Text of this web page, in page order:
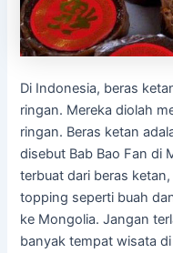
Di Indonesia, beras
ringan. Mereka diolah
ringan. Beras ketan
disebut Bab Bao Fan di
terbuat dari beras
topping seperti buah
ke Mongolia. Jangan
banyak tempat wisata